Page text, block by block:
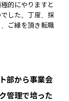
的にやりますと
した。丁度、採
ご縁を頂き転職
部から事業会
管理で培った